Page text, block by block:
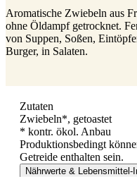
Aromatische Zwiebeln aus
ohne Öldampf getrocknet.
von Suppen, Soßen,
Burger, in Salaten.
Zutaten
Zwiebeln*, getoastet
* kontr. ökol. Anbau
Produktionsbedingt
Getreide enthalten sein.
Nährwerte & Lebensmittel-